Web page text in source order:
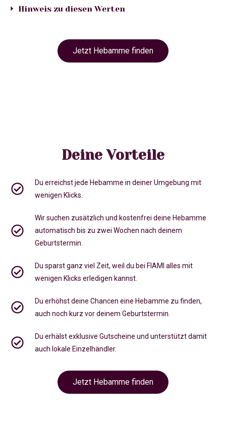
Hinweis zu diesen Werten
Jetzt Hebamme finden
Deine Vorteile
Du erreichst jede Hebamme in deiner Umgebung mit
wenigen Klicks.
Wir suchen zusätzlich und kostenfrei deine Hebamme
automatisch bis zu zwei Wochen nach deinem
Geburtstermin.
Du sparst ganz viel Zeit, weil du bei FIAMI alles mit
wenigen Klicks erledigen kannst.
Du erhöhst deine Chancen eine Hebamme zu finden,
auch noch kurz vor deinem Geburtstermin
Du erhälst exklusive Gutscheine und unterstützt damit
auch lokale Einzelhändler.
Jetzt Hebamme finden